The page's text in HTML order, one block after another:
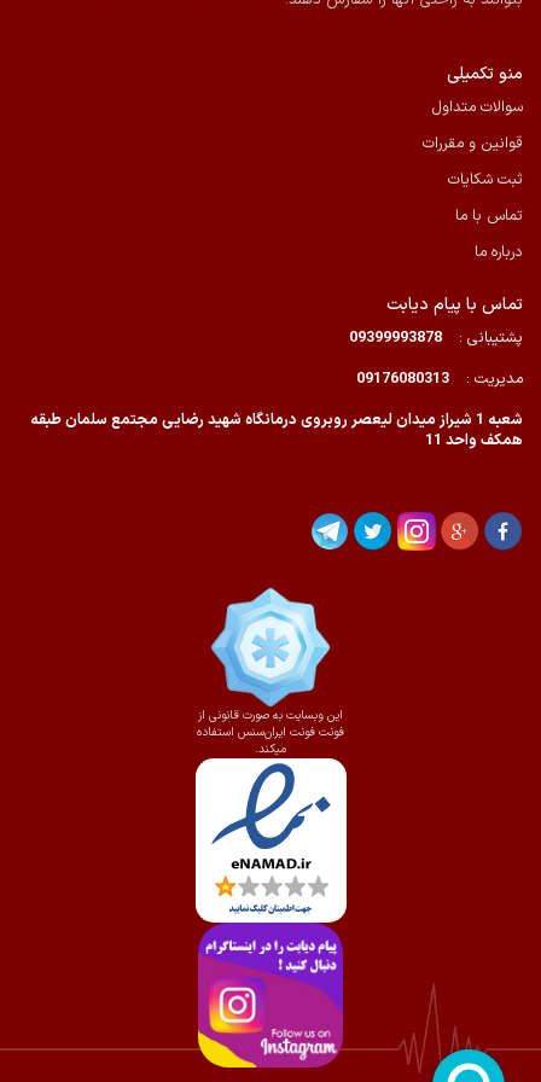
منو تکمیلی
سوالات متداول
قوانین و مقررات
ثبت شکایات
تماس با ما
درباره ما
تماس با پیام دیابت
پشتیبانی :
09399993878
مدیریت :
09176080313
شعبه 1 شیراز میدان لیعصر روبروی درمانگاه شهید رضایی مجتمع سلمان طبقه
همکف واحد 11
این وبسایت به صورت قانونی از
فونت فونت ایران‌سنس استفاده
میکند.